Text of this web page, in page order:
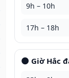
9h – 10h
17h – 18h
🌑 Giờ Hắc